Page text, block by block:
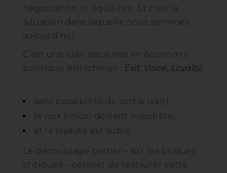
négociation, ni équilibre. Et c’est la
situation dans laquelle nous sommes
aujourd’hui.
C’est une idée ancienne en économie
politique (Hirschman : Exit, Voice, Loyalty)
:
sans possibilité de sortie (exit),
la voix (voice) devient inaudible,
et la loyauté est subie.
Le découplage partiel – sur les briques
critiques – permet de restaurer cette